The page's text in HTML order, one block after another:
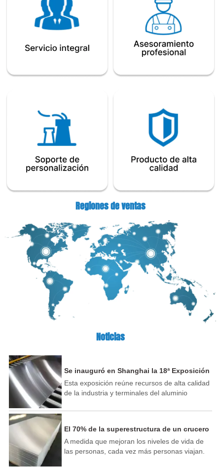
Regiones de ventas
Noticias
Se inauguró en Shanghai la 18ª Exposición
Internacional de la Industria del Aluminio
de China.
Esta exposición reúne recursos de alta calidad
de la industria y terminales del aluminio
líderes de la industria del aluminio y recién
tecnologías, nuevos productos y nuevas
aplicaciones en la industria del aluminio.
industria y más de 100 nuevos participantes
El 70% de la superestructura de un crucero
se puede fabricar con aluminio
A medida que mejoran los niveles de vida de
las personas, cada vez más personas viajan.